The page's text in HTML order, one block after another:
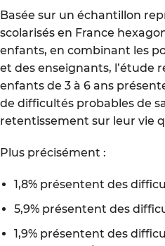
Basée sur un échantillon
scolarisés en France
enfants, en combinant les
et des enseignants, l’étude
enfants de 3 à 6 ans
de difficultés probables de
retentissement sur leur vie
Plus précisément :
1,8% présentent des
5,9% présentent des
1,9% présentent des